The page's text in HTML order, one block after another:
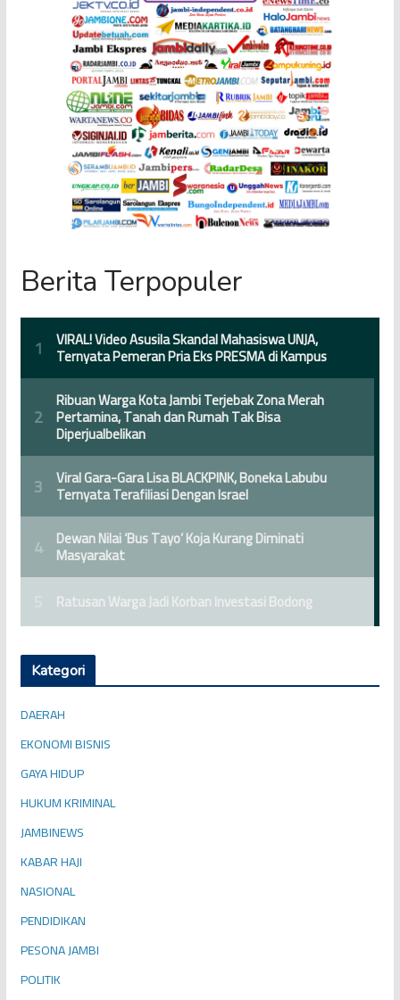
Berita Terpopuler
Kategori
DAERAH
EKONOMI BISNIS
GAYA HIDUP
HUKUM KRIMINAL
JAMBINEWS
KABAR HAJI
NASIONAL
PENDIDIKAN
PESONA JAMBI
POLITIK